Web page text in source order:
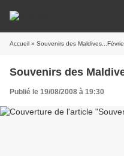
Accueil » Souvenirs des
Souvenirs des
Publié le 19/08/2008 à 19:30